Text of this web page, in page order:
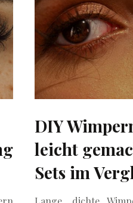
DIY
leicht
Sets im